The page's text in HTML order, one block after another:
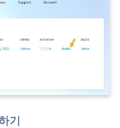
기